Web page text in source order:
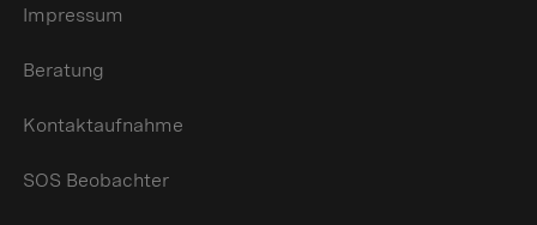
Impressum
Beratung
Kontaktaufnahme
SOS Beobachter